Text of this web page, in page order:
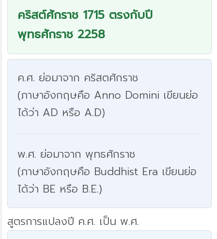
คริสต์ศักราช 1715 ตรงกับปี
พุทธศักราช 2258
ค.ศ. ย่อมาจาก คริสตศักราช
(ภาษาอังกฤษคือ Anno Domini เขียนย่อ
ได้ว่า AD หรือ A.D)
พ.ศ. ย่อมาจาก พุทธศักราช
(ภาษาอังกฤษคือ Buddhist Era เขียนย่อ
ได้ว่า BE หรือ B.E.)
สูตรการแปลงปี ค.ศ. เป็น พ.ศ.